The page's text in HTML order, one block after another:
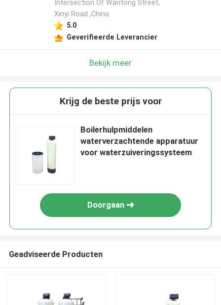
Intersection Of Wantong Street,
Xinyi Road ,China
5.0
Geverifieerde Leverancier
Bekijk meer
Krijg de beste prijs voor
Boilerhulpmiddelen
waterverzachtende apparatuur
voor waterzuiveringssysteem
Doorgaan
Geadviseerde Producten